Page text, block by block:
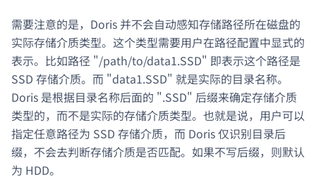
需要注意的是，Doris 并不会自动感知存储路径所在磁盘的
实际存储介质类型。这个类型需要用户在路径配置中显式的
表示。比如路径 "/path/to/data1.SSD" 即表示这个路径是
SSD 存储介质。而 "data1.SSD" 就是实际的目录名称。
Doris 是根据目录名称后面的 ".SSD" 后缀来确定存储介质
类型的，而不是实际的存储介质类型。也就是说，用户可以
指定任意路径为 SSD 存储介质，而 Doris 仅识别目录后
缀，不会去判断存储介质是否匹配。如果不写后缀，则默认
为 HDD。